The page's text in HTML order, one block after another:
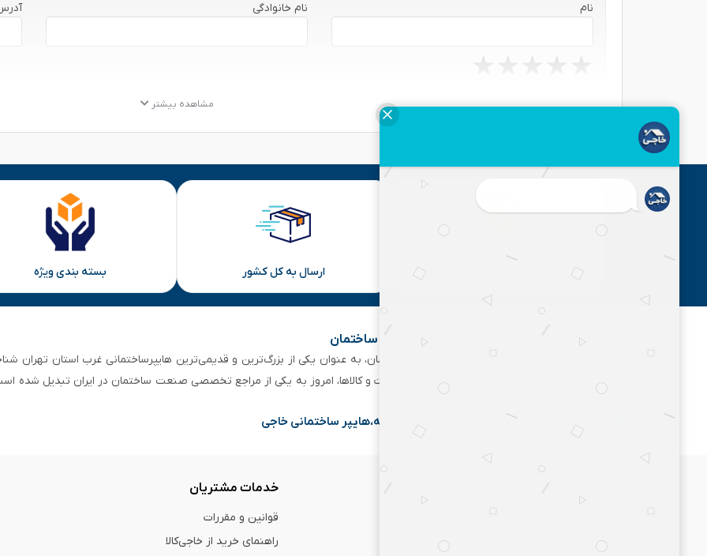
نام نام خانوادگی
★★
★ ★
★
★ ★
★
★
★ ★
★
★
★
★
مشاهده بیشتر
ارسال به کل کشور بسته بندی ویژه
هایپر ساختمانی خاجی‌ کالا | قیمت و خرید لوازم ساختمان
هایپر ساختمانی خاجی‌ با بیش از ۵۰ سال سابقه‌ درخشان، به عنوان یکی از بزرگ‌ترین و قدیمی‌ترین هایپرساختمانی‌ غرب
ابزارفروشی کوچک آغاز کرد و با گسترش تدریجی خدمات و کالاها، امروز به یکی از مراجع تخصصی صنعت ساختمان در ایران تبدیل شده
آدرس:جاده شهریار به ملارد،بعد از شهرک جعفریه،هایپر ساختمانی خاجی
تماس با خاجی کالا
خدمات مشتریان
قوانین و مقررات
راهنمای خرید از خاجی‌کالا